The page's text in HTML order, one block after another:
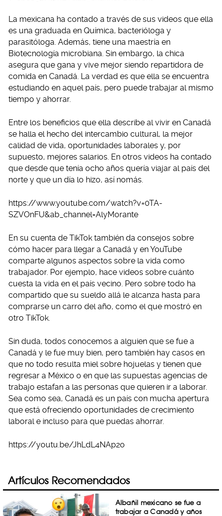
La mexicana ha contado a través de sus videos que ella
es una graduada en Química, bacterióloga y
parasitóloga. Además, tiene una maestría en
Biotecnología microbiana. Sin embargo, la chica
asegura que gana y vive mejor siendo repartidora de
comida en Canadá. La verdad es que ella se encuentra
estudiando en aquel país, pero puede trabajar al mismo
tiempo y ahorrar.
Entre los beneficios que ella describe al vivir en Canadá
se halla el hecho del intercambio cultural, la mejor
calidad de vida, oportunidades laborales y, por
supuesto, mejores salarios. En otros videos ha contado
que desde que tenía ocho años quería viajar al país del
norte y que un día lo hizo, así nomás.
https://www.youtube.com/watch?v=0TA-
SZVOnFU&ab_channel=AlyMorante
En su cuenta de TikTok también da consejos sobre
cómo hacer para llegar a Canadá y en YouTube
comparte algunos aspectos sobre la vida como
trabajador. Por ejemplo, hace videos sobre cuánto
cuesta la vida en el país vecino. Pero sobre todo ha
compartido que su sueldo allá le alcanza hasta para
comprarse un carro del año, como el que mostró en
otro TikTok.
Sin duda, todos conocemos a alguien que se fue a
Canadá y le fue muy bien, pero también hay casos en
que no todo resulta miel sobre hojuelas y tienen que
regresar a México o en que las supuestas agencias de
trabajo estafan a las personas que quieren ir a laborar.
Sea como sea, Canadá es un país con mucha apertura
que está ofreciendo oportunidades de crecimiento
laboral e incluso para que puedas ahorrar.
https://youtu.be/JhLdL4NAp2o
Artículos Recomendados
Albañil mexicano se fue a
trabajar a Canadá y años